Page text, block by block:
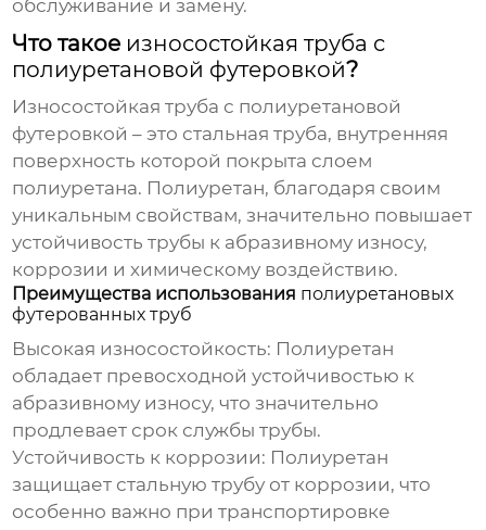
обслуживание и замену.
Что такое износостойкая труба с
полиуретановой футеровкой?
Износостойкая труба с полиуретановой
футеровкой – это стальная труба, внутренняя
поверхность которой покрыта слоем
полиуретана. Полиуретан, благодаря своим
уникальным свойствам, значительно повышает
устойчивость трубы к абразивному износу,
коррозии и химическому воздействию.
Преимущества использования полиуретановых
футерованных труб
Высокая износостойкость: Полиуретан
обладает превосходной устойчивостью к
абразивному износу, что значительно
продлевает срок службы трубы.
Устойчивость к коррозии: Полиуретан
защищает стальную трубу от коррозии, что
особенно важно при транспортировке